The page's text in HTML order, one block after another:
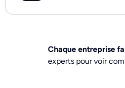
Chaque entreprise
experts pour voir